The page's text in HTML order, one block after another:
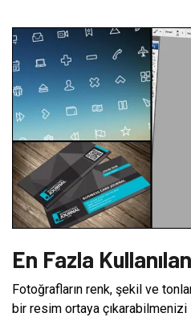
En Fazla
Fotoğrafların renk, şekil ve
bir resim ortaya